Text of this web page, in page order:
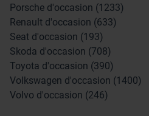
Porsche d'occasion (1233)
Renault d'occasion (633)
Seat d'occasion (193)
Skoda d'occasion (708)
Toyota d'occasion (390)
Volkswagen d'occasion (1400)
Volvo d'occasion (246)